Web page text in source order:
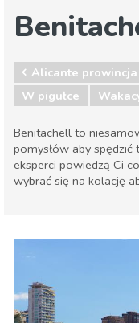
Alicante prowincja
W pigułce
Benitachell to
pomysłów aby
eksperci powiedzą Ci
wybrać się na kolację
Nocne życie
Sport i przygoda